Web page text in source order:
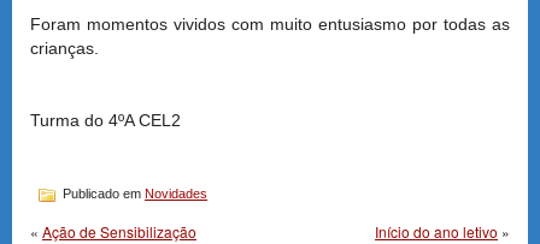
Foram momentos vividos com muito entusiasmo por todas as
crianças.
Turma do 4ºA CEL2
Publicado em Novidades
« Ação de Sensibilização Início do ano letivo »